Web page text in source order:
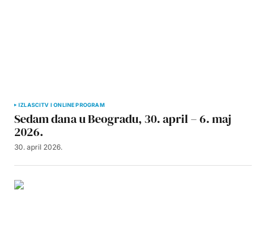
IZLASCITV I ONLINE PROGRAM
Sedam dana u Beogradu, 30. april – 6. maj
2026.
30. april 2026.